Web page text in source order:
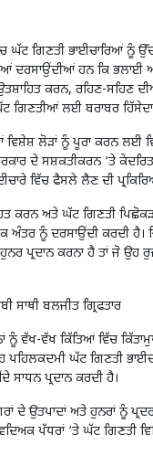
ਘੱਟ ਗਿਣਤੀ ਭਾਈਚਾਰਿਆਂ
ਦਰਸਾਉਂਦੀਆਂ ਹਨ ਕਿ ਭਲਾਈ
ਕਰਨ, ਰਹਿਣ-ਸਹਿਣ
ਗਿਣਤੀਆਂ ਲਈ ਬਰਾਬਰ
ਵਿਸ਼ੇਸ਼ ਲੋੜਾਂ ਨੂੰ ਪੂਰਾ ਕਰਨ ਲਈ
ਦੇ ਸਸ਼ਕਤੀਕਰਨ ‘ਤੇ
ਵਿੱਚ ਫੈਸਲੇ ਲੈਣ ਦੀ
ਕਰਨ ਅਤੇ ਘੱਟ ਗਿਣਤੀ
ਅੰਤਰ ਨੂੰ ਦਰਸਾਉਂਦੀ ਕਰਦੀ ਹੈ।
ਪ੍ਰਦਾਨ ਕਰਨਾ ਹੈ ਤਾਂ ਜੋ
ਸਾਥੀ ਬਲਜੀਤ ਗ੍ਰਿਫਤਾਰ
ਵੱਖ-ਵੱਖ ਕਿੱਤਿਆਂ ਵਿੱਚ
ਪਹਿਲਕਦਮੀ ਘੱਟ ਗਿਣਤੀ
ਪ੍ਰਦਾਨ ਕਰਦੀ ਹੈ।
ਦੇ ਉਤਪਾਦਾਂ ਅਤੇ ਹੁਨਰਾਂ ਨੂੰ
ਪੱਧਰਾਂ ‘ਤੇ ਘੱਟ ਗਿਣਤੀ